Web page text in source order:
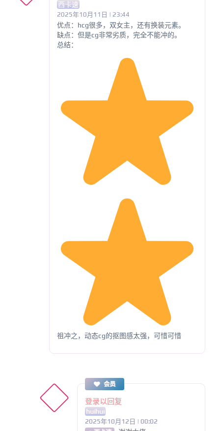
西卡速
2025年10月11日 | 23:44
优点：hcg很多，双女主，还有换装元素。
缺点：但是cg非常劣质，完全不能冲的。
总结：
祖冲之，动态cg的抠图感太强，可惜可惜
会员
登录以回复
huihui
2025年10月12日 | 00:02